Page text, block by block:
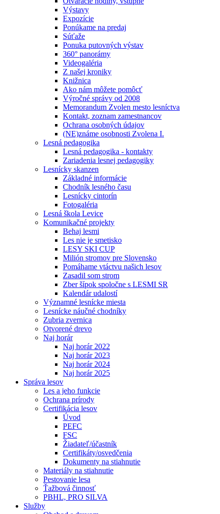
Výstavy
Expozície
Ponúkame na predaj
Súťaže
Ponuka putovných výstav
360° panorámy
Videogaléria
Z našej kroniky
Knižnica
Ako nám môžete pomôcť
Výročné správy od 2008
Memorandum Zvolen mesto lesníctva
Kontakt, zoznam zamestnancov
Ochrana osobných údajov
(NE)známe osobnosti Zvolena I.
Lesná pedagogika
Lesná pedagogika - kontakty
Zariadenia lesnej pedagogiky
Lesnícky skanzen
Základné informácie
Chodník lesného času
Lesnícky cintorín
Fotogaléria
Lesná škola Levice
Komunikačné projekty
Behaj lesmi
Les nie je smetisko
LESY SKI CUP
Milión stromov pre Slovensko
Pomáhame vtáctvu našich lesov
Zasadil som strom
Zber šípok spoločne s LESMI SR
Kalendár udalostí
Významné lesnícke miesta
Lesnícke náučné chodníky
Zubria zvernica
Otvorené drevo
Naj horár
Naj horár 2022
Naj horár 2023
Naj horár 2024
Naj horár 2025
Správa lesov
Les a jeho funkcie
Ochrana prírody
Certifikácia lesov
Úvod
PEFC
FSC
Žiadateľ/účastník
Certifikáty/osvedčenia
Dokumenty na stiahnutie
Materiály na stiahnutie
Pestovanie lesa
Ťažbová činnosť
PBHL, PRO SILVA
Služby